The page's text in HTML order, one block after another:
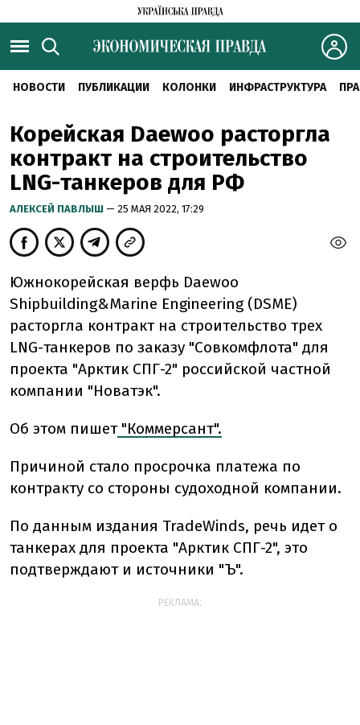
НОВОСТИ ПУБЛИКАЦИИ КОЛОНКИ ИНФРАСТРУКТУРА
Корейская Daewoo расторгла
контракт на строительство
LNG-танкеров для РФ
АЛЕКСЕЙ ПАВЛЫШ — 25 МАЯ 2022, 17:29
Южнокорейская верфь Daewoo
Shipbuilding&Marine Engineering (DSME)
расторгла контракт на строительство трех
LNG-танкеров по заказу "Совкомфлота" для
проекта "Арктик СПГ-2" российской частной
компании "Новатэк".
Об этом пишет"Коммерсант".
Причиной стало просрочка платежа по
контракту со стороны судоходной компании.
По данным издания TradeWinds, речь идет о
танкерах для проекта "Арктик СПГ-2", это
подтверждают и источники "Ъ".
РЕКЛАМА: